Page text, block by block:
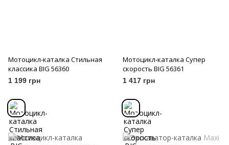
Мотоцикл-каталка Стильная
классика BIG 56360
1 199 грн
Мотоцикл-каталка Супер
скорость BIG 56361
1 417 грн